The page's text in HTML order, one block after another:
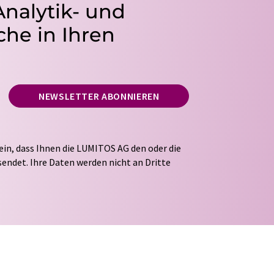
und
in Ihren
NEWSLETTER ABONNIEREN
dass Ihnen die LUMITOS AG den oder die
Ihre Daten werden nicht an Dritte
Ihrer Daten durch die LUMITOS AG erfolgt